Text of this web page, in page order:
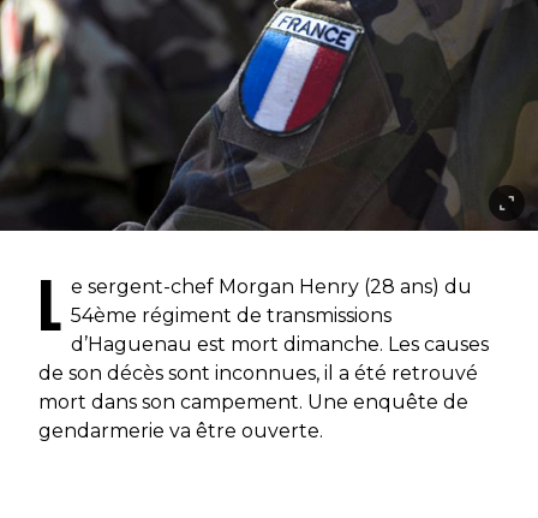
L e sergent-chef Morgan Henry (28 ans) du
54ème régiment de transmissions
d’Haguenau est mort dimanche. Les causes
de son décès sont inconnues, il a été retrouvé
mort dans son campement. Une enquête de
gendarmerie va être ouverte.